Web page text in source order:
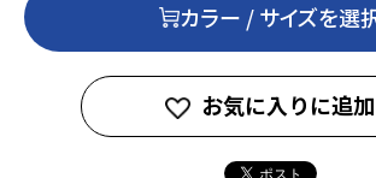
カラー / サイズを選
お気に入りに追加